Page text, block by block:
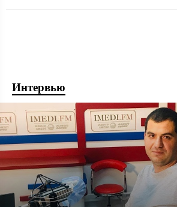
Интервью